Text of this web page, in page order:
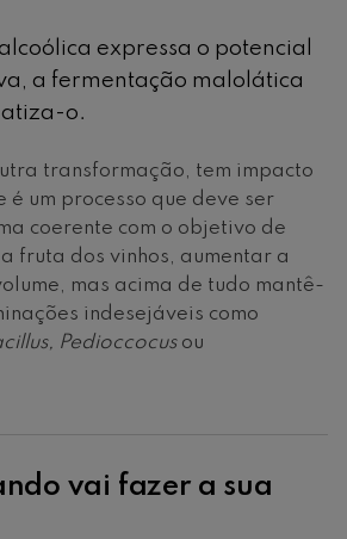
expressa o potencial
a fermentação malolática
o.
transformação, tem impacto
é um processo que deve ser
coerente com o objetivo de
fruta dos vinhos, aumentar a
mas acima de tudo mantê-
indesejáveis como
Pedioccocusou
vai fazer a sua